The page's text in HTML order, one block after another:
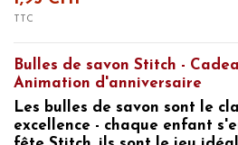
TTC
Bulles de savon Stitch -
Animation d'anniversaire
Les bulles de savon sont le
excellence - chaque enfant